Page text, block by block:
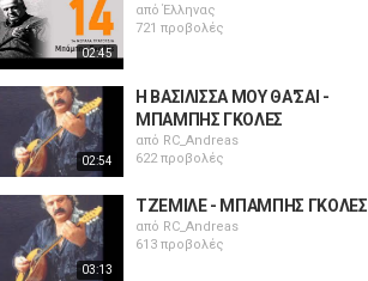
02:45
απόΈλληνας
721 προβολές
02:54
Η ΒΑΣΙΛΙΣΣΑ ΜΟΥ ΘΑ'ΣΑΙ -
ΜΠΑΜΠΗΣ ΓΚΟΛΕΣ
από RC_Andreas
622 προβολές
03:13
ΤΖΕΜΙΛΕ - ΜΠΑΜΠΗΣ ΓΚΟΛΕΣ
από RC_Andreas
613 προβολές